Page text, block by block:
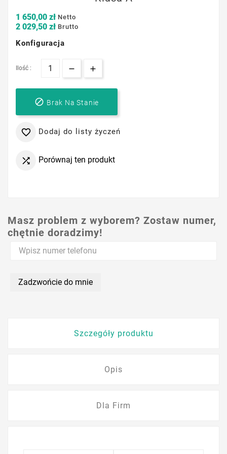
1 650,00 zł Netto
2 029,50 zł Brutto
Konfiguracja
Ilość :
 Brak Na Stanie
 Dodaj do listy życzeń
 Porównaj ten produkt
Masz problem z wyborem? Zostaw numer,
chętnie doradzimy!
Zadzwońcie do mnie
Szczegóły produktu
Opis
Dla Firm